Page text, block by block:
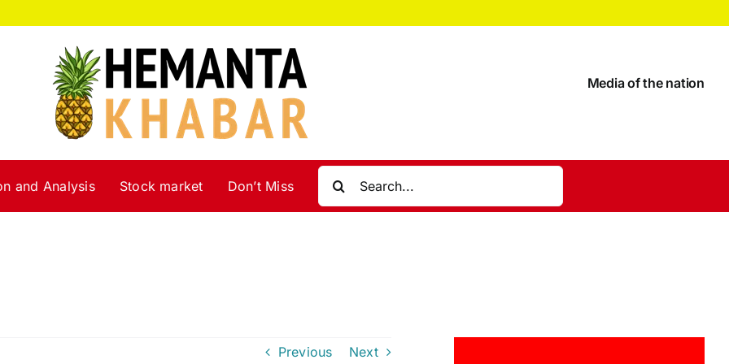
Media of the nation
and Analysis Stock market Don’t Miss
Previous Next